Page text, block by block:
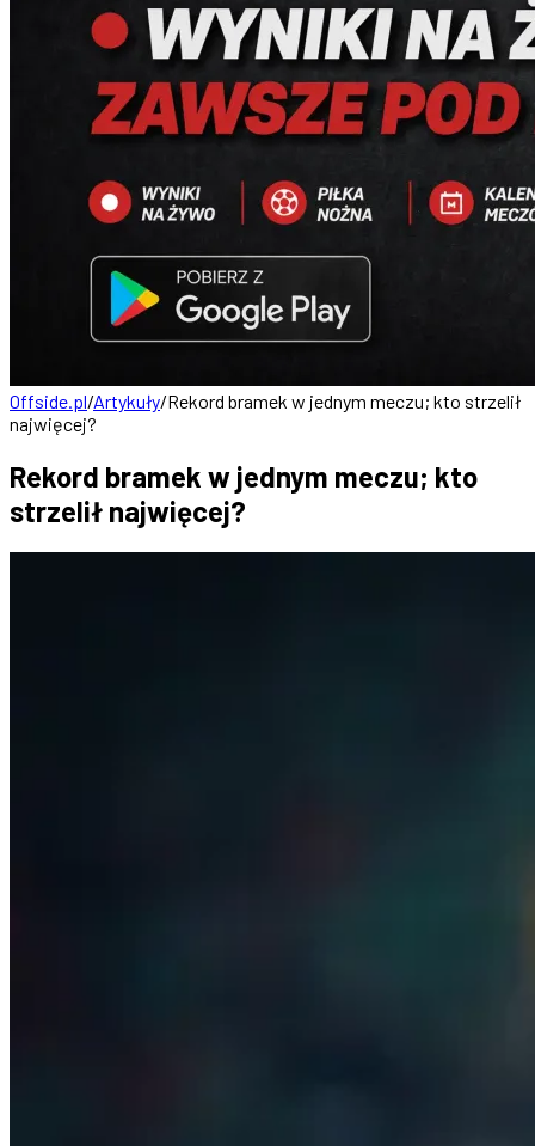
Offside.pl/Artykuły/Rekord bramek w jednym meczu; kto strzelił
najwięcej?
Rekord bramek w jednym meczu; kto
strzelił najwięcej?